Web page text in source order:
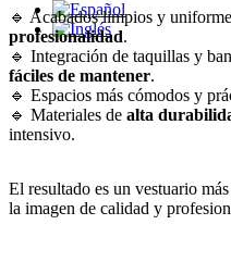
🔹 Acabados limpios y
profesionalidad.
🔹 Integración de taquillas y
fáciles de mantener.
🔹 Espacios más cómodos y
🔹 Materiales de alta
intensivo.
El resultado es un vestuario
la imagen de calidad y